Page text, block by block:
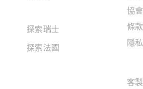
探索瑞士
探索法國
協
條
隱
客